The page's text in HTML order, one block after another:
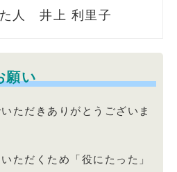
井上 利里子
願い
ただきありがとうございま
ただくため「役にたった」